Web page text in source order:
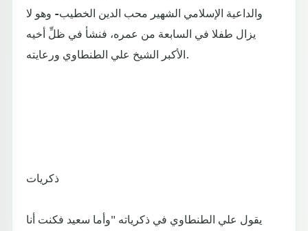
والداعية الإسلامي الشهير محب الدين الخطيب- وهو لا
يزال طفلا في السابعة من عمره، فنشأ في ظلِّ أخيه
الأكبر الشيخ علي الطنطاوي ورعايته.
ذكريات
يقول علي الطنطاوي في ذكرياته "وأما سعيد فكنت أنا